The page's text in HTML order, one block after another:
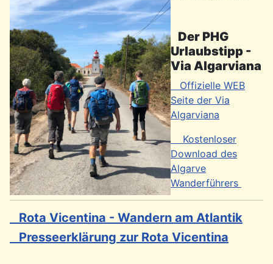
Der PHG
Urlaubstipp -
Via Algarviana
Offizielle WEB
Seite der Via
Algarviana
Kostenloser
Download des
Algarve
Wanderführers
Rota Vicentina - Wandern am Atlantik
Presseerklärung zur Rota Vicentina